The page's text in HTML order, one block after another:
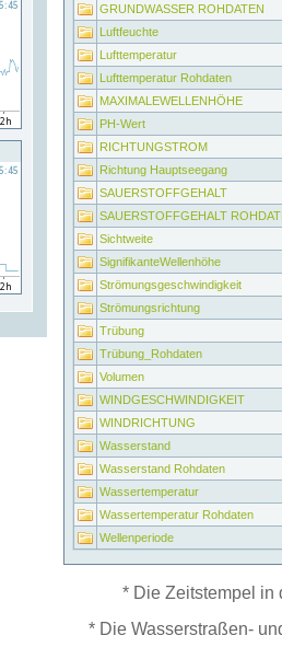
GRUNDWASSER ROHDATEN
Luftfeuchte
Lufttemperatur
Lufttemperatur Rohdaten
MAXIMALEWELLENHÖHE
PH-Wert
RICHTUNGSTROM
Richtung Hauptseegang
SAUERSTOFFGEHALT
SAUERSTOFFGEHALT
Sichtweite
SignifikanteWellenhöhe
Strömungsgeschwindigkeit
Strömungsrichtung
Trübung
Trübung_Rohdaten
Volumen
WINDGESCHWINDIGKEIT
WINDRICHTUNG
Wasserstand
Wasserstand Rohdaten
Wassertemperatur
Wassertemperatur Rohdaten
Wellenperiode
* Die Zeitstempel in
* Die Wasserstraßen-